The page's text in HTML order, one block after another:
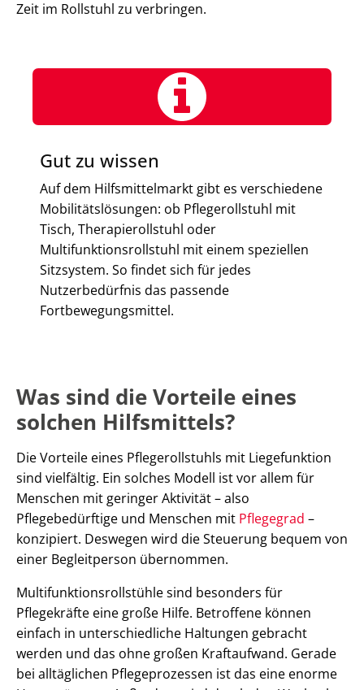
Zeit im Rollstuhl zu verbringen.
Gut zu wissen
Auf dem Hilfsmittelmarkt gibt es verschiedene
Mobilitätslösungen: ob Pflegerollstuhl mit
Tisch, Therapierollstuhl oder
Multifunktionsrollstuhl mit einem speziellen
Sitzsystem. So findet sich für jedes
Nutzerbedürfnis das passende
Fortbewegungsmittel.
Was sind die Vorteile eines
solchen Hilfsmittels?
Die Vorteile eines Pflegerollstuhls mit Liegefunktion
sind vielfältig. Ein solches Modell ist vor allem für
Menschen mit geringer Aktivität – also
Pflegebedürftige und Menschen mit Pflegegrad –
konzipiert. Deswegen wird die Steuerung bequem von
einer Begleitperson übernommen.
Multifunktionsrollstühle sind besonders für
Pflegekräfte eine große Hilfe. Betroffene können
einfach in unterschiedliche Haltungen gebracht
werden und das ohne großen Kraftaufwand. Gerade
bei alltäglichen Pflegeprozessen ist das eine enorme